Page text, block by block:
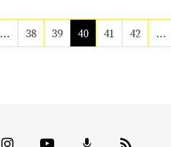
… 38 39 40 41 42 …